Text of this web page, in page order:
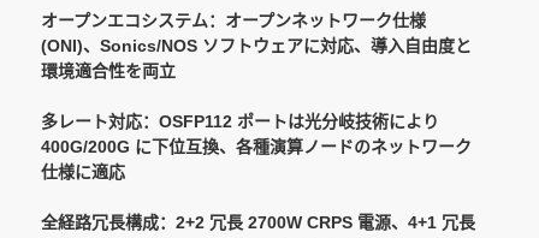
オープンエコシステム：オープンネットワーク仕様
(ONI)、Sonics/NOS ソフトウェアに対応、導入自由度と
環境適合性を両立
多レート対応：OSFP112 ポートは光分岐技術により
400G/200G に下位互換、各種演算ノードのネットワーク
仕様に適応
全経路冗長構成：2+2 冗長 2700W CRPS 電源、4+1 冗長